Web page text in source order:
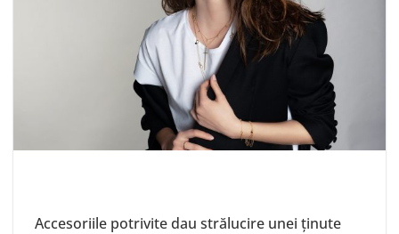
Accesoriile potrivite dau strălucire unei ținute